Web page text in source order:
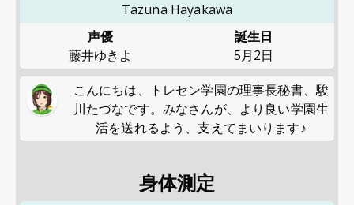
Tazuna Hayakawa
声優
藤井ゆきよ
誕生日
5月2日
こんにちは、トレセン学園の理事長秘書、駿
川たづなです。みなさんが、より良い学園生
活を送れるよう、支えてまいります♪
身体測定